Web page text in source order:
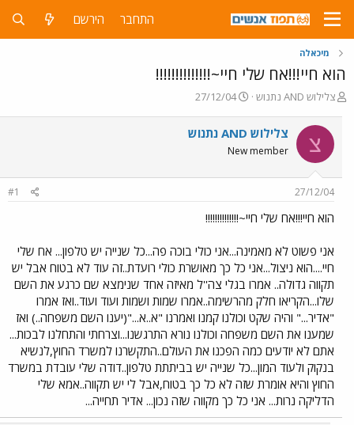
התחבר הירשם
מיכאלה
הוא חיי!!!אח שלי חיי~!!!!!!!!!!!!!!
פ
ח
ה
ו
ש
צלילוש AND נתנוש
פ
ס
ם
ת
י
27/12/04
צ צלילוש AND נתנוש
New member
27/12/04
#1
הוא חיי!!!אח שלי חיי~!!!!!!!!!!!!!!
אני פשוט לא מאמינה...אני כולי בוכה פה...כל שנייה יש טלפון... אח שלי
חיי....הוא ניצול...אני כל כך מאושרת כולי רועדת..זה עוד לא בטוח אבל יש
תקווה גדולה.. אמרו בגלי צה''ל מאיזה אחד שנימצא שם כרגע את השם
שלו...הקריאו חלק מהרשימה..אמרו שמות ושמות ועוד ועוד..ואז אמרו
"אדיר..." והיה שקט וכולנו קמנו ואמרנו "א..א..."(יענו השם משפחה..) ואז
שמענו את השם משפחה וכולנו נורא התרגשנו...וצרחתי והתחלנו לבכות...
אתם לא יודעים כמה הפכנו את העולם..התקשרנו למשרד החוץ,לנשיא
בנקוק ולעוד המון...כל שנייה יש בביתתת טלפון..דודה שלי עובדת במשרד
החוץ והיא אומרת שזה לא כל כך בטוח,אבל לי יש תקווה..אמא שלי
הדליקה נרות... אני כל כך מקווה שזה נכון... אדיר תחייה...